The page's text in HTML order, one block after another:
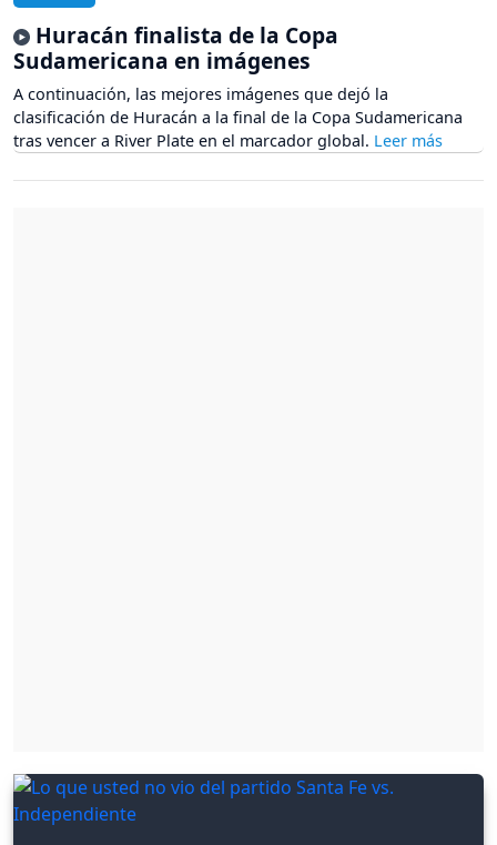
Huracán finalista de la Copa
Sudamericana en imágenes
A continuación, las mejores imágenes que dejó la
clasificación de Huracán a la final de la Copa Sudamericana
tras vencer a River Plate en el marcador global.